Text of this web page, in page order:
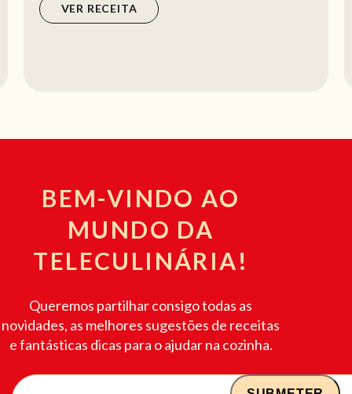
VER RECEITA
BEM-VINDO AO
MUNDO DA
TELECULINÁRIA!
Queremos partilhar consigo todas as
novidades, as melhores sugestões de receitas
e fantásticas dicas para o ajudar na cozinha.